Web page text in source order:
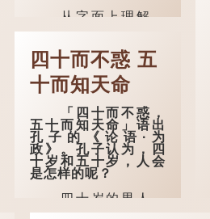
从字面上理解，
「后尾枕」的本字应
zhěn，与「枕」同
音）。 《说文解
字》：「䪴，项枕
也。」意思是头后部
民间流传有一种
说法，人会将一些不
欲为人所知的记忆藏
于颈后之处。如果忽
然吐真言，就好像被
在后脑拍了一下，藏
在脑中的秘密便脱口
四十而不惑 五
十而知天命
「四十而不惑，
五十而知天命」语出
孔子的《论语·为
政》。孔子认为，四
十岁和五十岁，人会
是怎样的呢？
四十岁的男人，
理论上应该事业有